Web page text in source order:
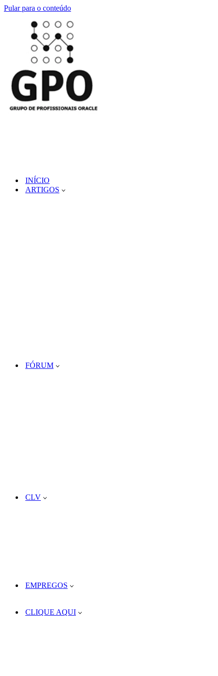
Pular para o conteúdo
INÍCIO
ARTIGOS
FÓRUM
CLV
EMPREGOS
CLIQUE AQUI